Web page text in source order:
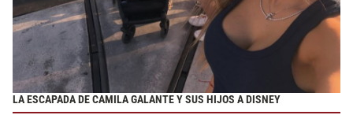
LA ESCAPADA DE CAMILA GALANTE Y SUS HIJOS A DISNEY